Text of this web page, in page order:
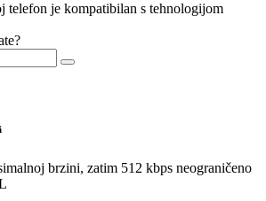
telefon je kompatibilan s tehnologijom
brzini, zatim 512 kbps neograničeno